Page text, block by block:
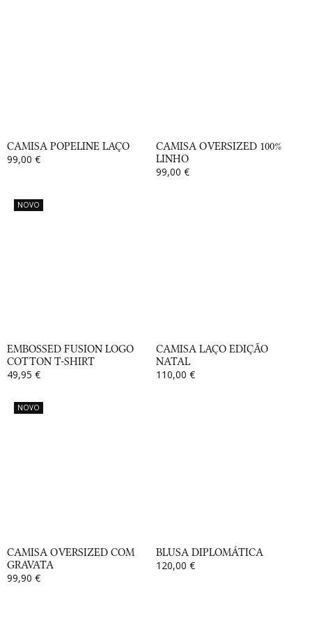
CAMISA POPELINE LAÇO
99,00 €
CAMISA OVERSIZED 100%
LINHO
99,00 €
NOVO
EMBOSSED FUSION LOGO
COTTON T-SHIRT
49,95 €
CAMISA LAÇO EDIÇÃO
NATAL
110,00 €
NOVO
CAMISA OVERSIZED COM
GRAVATA
99,90 €
BLUSA DIPLOMÁTICA
120,00 €